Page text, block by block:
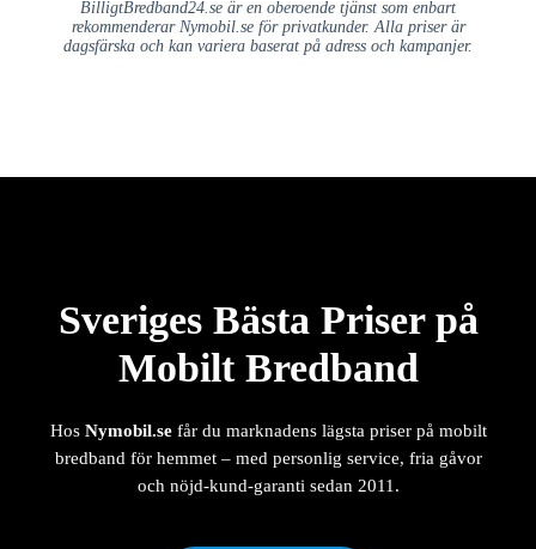
BilligtBredband24.se är en oberoende tjänst som enbart
rekommenderar Nymobil.se för privatkunder. Alla priser är
dagsfärska och kan variera baserat på adress och kampanjer.
Sveriges Bästa Priser på
Mobilt Bredband
Hos Nymobil.sefår du marknadens lägsta priser på mobilt
bredband för hemmet – med personlig service, fria gåvor
och nöjd-kund-garanti sedan 2011.